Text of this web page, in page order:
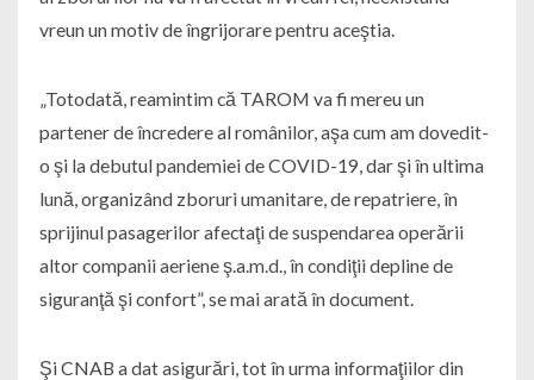
vreun un motiv de îngrijorare pentru aceştia.
„Totodată, reamintim că TAROM va fi mereu un
partener de încredere al românilor, aşa cum am dovedit-
o şi la debutul pandemiei de COVID-19, dar şi în ultima
lună, organizând zboruri umanitare, de repatriere, în
sprijinul pasagerilor afectaţi de suspendarea operării
altor companii aeriene ş.a.m.d., în condiţii depline de
siguranţă şi confort”, se mai arată în document.
Şi CNAB a dat asigurări, tot în urma informaţiilor din